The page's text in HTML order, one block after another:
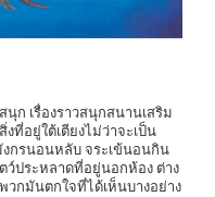
ก เรื่องราวสนุกสนานเสริม
ที่อยู่ใต้เตียงไม่ว่าจะเป็น
งกรนอนหลับ จระเข้นอนกิน
ว์ประหลาดที่อยู่นอกห้อง ต่าง
กมันตกใจที่ได้เห็นบางอย่าง